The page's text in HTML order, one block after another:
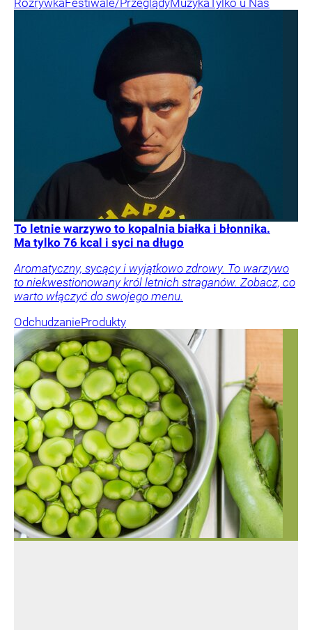
To letnie warzywo to kopalnia białka i błonnika.
Ma tylko 76 kcal i syci na długo
Aromatyczny, sycący i wyjątkowo zdrowy. To warzywo
to niekwestionowany król letnich straganów. Zobacz, co
warto włączyć do swojego menu.
OdchudzanieProdukty